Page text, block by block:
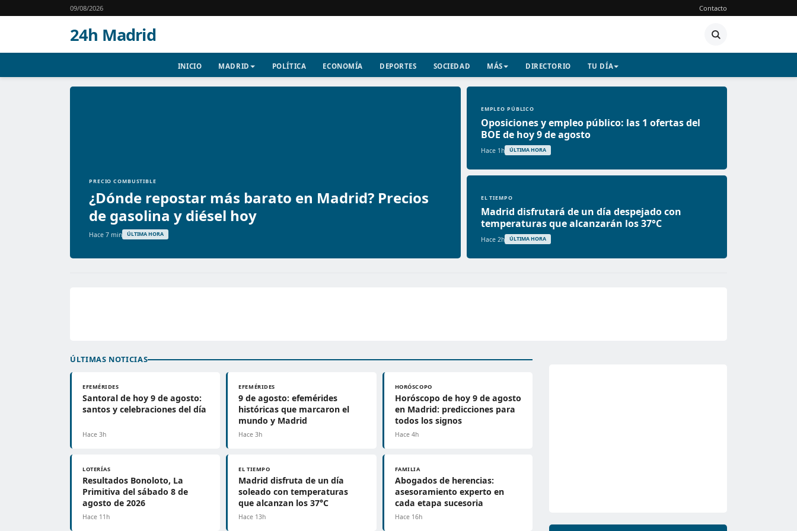
09/08/2026 Contacto
24h Madrid
INICIO MADRID POLÍTICA ECONOMÍA DEPORTES SOCIEDAD MÁS DIRECTORIO TU DÍA
PRECIO COMBUSTIBLE
¿Dónde repostar más barato en Madrid? Precios
de gasolina y diésel hoy
Hace 7 min ÚLTIMA HORA
EMPLEO PÚBLICO
Oposiciones y empleo público: las 1 ofertas del
BOE de hoy 9 de agosto
Hace 1h ÚLTIMA HORA
EL TIEMPO
Madrid disfrutará de un día despejado con
temperaturas que alcanzarán los 37°C
Hace 2h ÚLTIMA HORA
ÚLTIMAS NOTICIAS
EFEMÉRIDES
Santoral de hoy 9 de agosto:
santos y celebraciones del día
Hace 3h
EFEMÉRIDES
9 de agosto: efemérides
históricas que marcaron el
mundo y Madrid
Hace 3h
HORÓSCOPO
Horóscopo de hoy 9 de agosto
en Madrid: predicciones para
todos los signos
Hace 4h
LOTERÍAS
Resultados Bonoloto, La
Primitiva del sábado 8 de
agosto de 2026
Hace 11h
EL TIEMPO
Madrid disfruta de un día
soleado con temperaturas
que alcanzan los 37°C
Hace 13h
FAMILIA
Abogados de herencias:
asesoramiento experto en
cada etapa sucesoria
Hace 16h